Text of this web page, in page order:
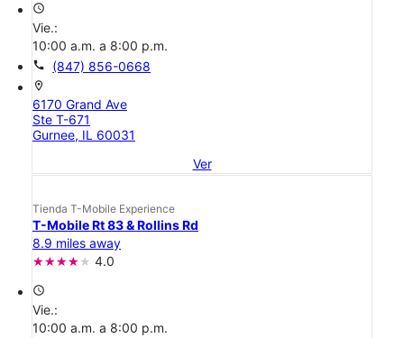
access_time
Vie.:
10:00 a.m. a 8:00 p.m.
call (847) 856-0668
location_on
6170 Grand Ave
Ste T-671
Gurnee, IL 60031
Ver
Tienda T-Mobile Experience
T-Mobile Rt 83 & Rollins Rd
8.9 miles away
4.0
access_time
Vie.:
10:00 a.m. a 8:00 p.m.